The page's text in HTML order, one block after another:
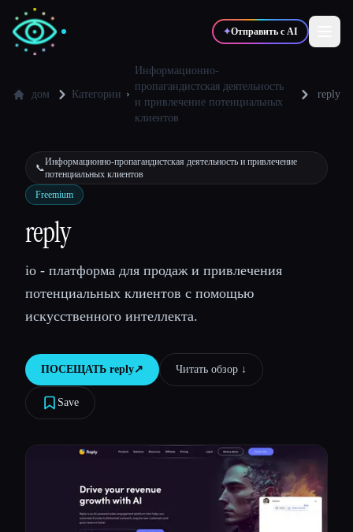
✦Отправить с AI
💻 Разработчики 📈 Маркетологи
🎓Студенты
Все категории
О нас
дом Категории
Информационно-
пропагандистская деятельность
и привлечение потенциальных
клиентов
reply
📞
Информационно-пропагандистская деятельность и привлечение
потенциальных клиентов
Freemium
reply
io - платформа для продаж и привлечения
потенциальных клиентов с помощью
искусственного интеллекта.
ПОСЕЩАТЬ reply↗︎ Читать обзор ↓︎
Save